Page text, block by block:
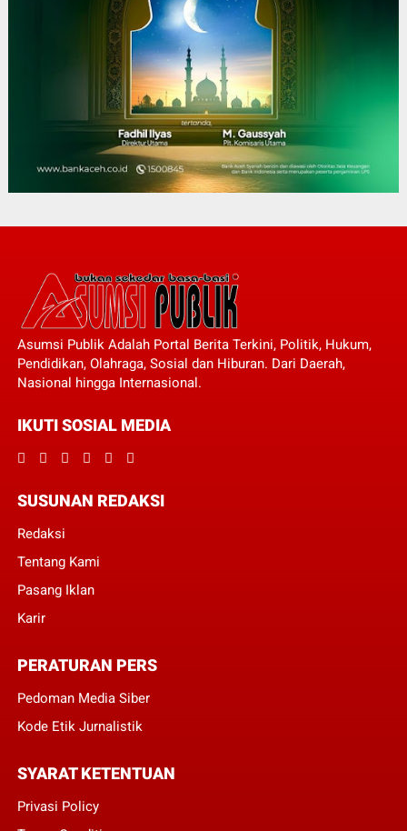
Asumsi Publik Adalah Portal Berita Terkini, Politik, Hukum,
Pendidikan, Olahraga, Sosial dan Hiburan. Dari Daerah,
Nasional hingga Internasional.
IKUTI SOSIAL MEDIA
SUSUNAN REDAKSI
Redaksi
Tentang Kami
Pasang Iklan
Karir
PERATURAN PERS
Pedoman Media Siber
Kode Etik Jurnalistik
SYARAT KETENTUAN
Privasi Policy